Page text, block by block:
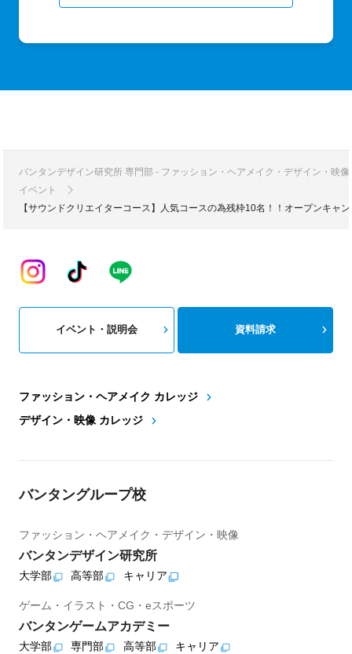
バンタンデザイン研究所 専門部 - ファッション・ヘアメイク・デザイン・映
イベント
【サウンドクリエイターコース】人気コースの為残枠10名！！オープンキャ
ファッション・ヘアメイク カレッジ
デザイン・映像 カレッジ
イベント・説明会 資料請求
バンタングループ校
ファッション・ヘアメイク・デザイン・映像
バンタンデザイン研究所
大学部 高等部 キャリア
ゲーム・イラスト・CG・eスポーツ
バンタンゲームアカデミー
大学部 専門部 高等部 キャリア